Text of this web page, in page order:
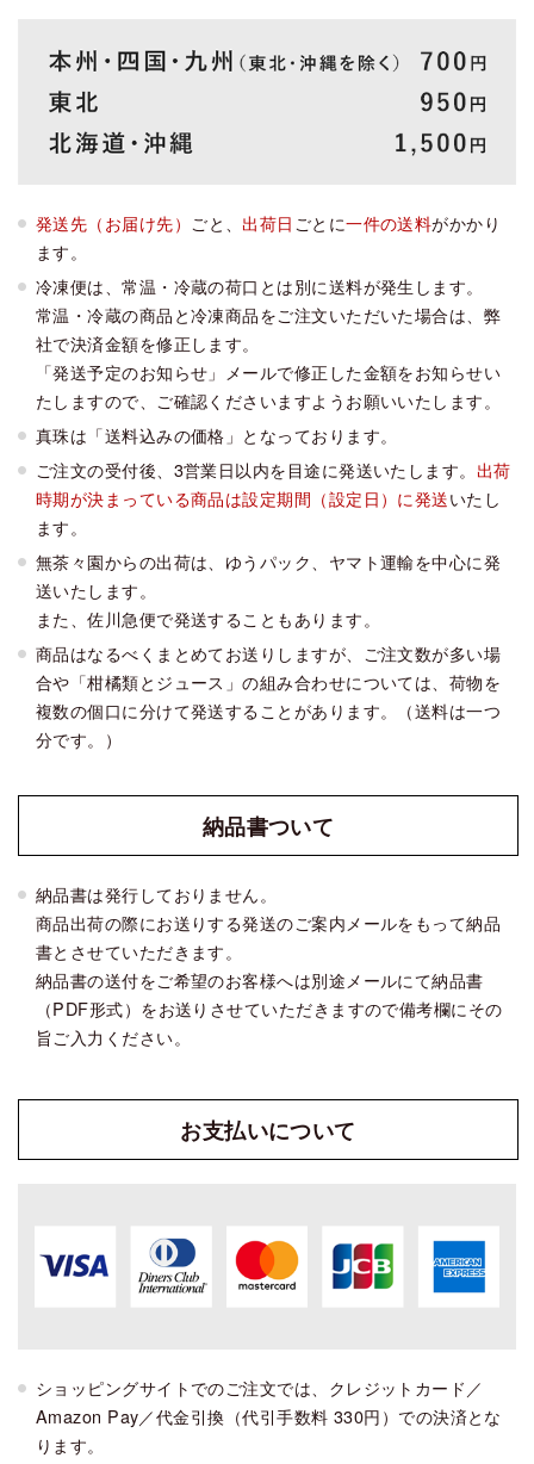
発送先（お届け先） ごと、出荷日 ごとに一件の送料がかかり
ます。
冷凍便は、常温・冷蔵の荷口とは別に送料が発生します。
常温・冷蔵の商品と冷凍商品をご注文いただいた場合は、弊
社で決済金額を修正します。
「発送予定のお知らせ」メールで修正した金額をお知らせい
たしますので、ご確認くださいますようお願いいたします。
真珠は「送料込みの価格」となっております。
ご注文の受付後、3営業日以内を目途に発送いたします。 出荷
時期が決まっている商品は設定期間（設定日）に発送いたし
ます。
無茶々園からの出荷は、ゆうパック、ヤマト運輸を中心に発
送いたします。
また、佐川急便で発送することもあります。
商品はなるべくまとめてお送りしますが、ご注文数が多い場
合や「柑橘類とジュース」の組み合わせについては、荷物を
複数の個口に分けて発送することがあります。（送料は一つ
分です。）
納品書ついて
納品書は発行しておりません。
商品出荷の際にお送りする発送のご案内メールをもって納品
書とさせていただきます。
納品書の送付をご希望のお客様へは別途メールにて納品書
（PDF形式）をお送りさせていただきますので備考欄にその
旨ご入力ください。
お支払いについて
ショッピングサイトでのご注文では、クレジットカード／
Amazon Pay／代金引換（代引手数料 330円）での決済とな
ります。